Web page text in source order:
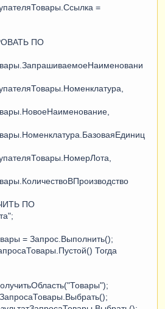
=
ПО
ПО
= Запрос.Выполнить();
Тогда